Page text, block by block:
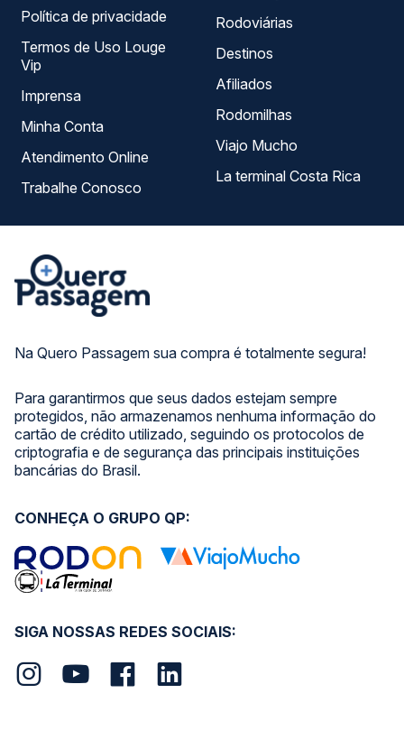
Na Quero Passagem sua compra é totalmente segura!
Para garantirmos que seus dados estejam sempre
protegidos, não armazenamos nenhuma informação do
cartão de crédito utilizado, seguindo os protocolos de
criptografia e de segurança das principais instituições
bancárias do Brasil.
Política de privacidade
Termos de Uso Louge
Vip
Imprensa
Minha Conta
Atendimento Online
Trabalhe Conosco
Rodoviárias
Destinos
Afiliados
Rodomilhas
Viajo Mucho
La terminal Costa Rica
SIGA NOSSAS REDES SOCIAIS:
CONHEÇA O GRUPO QP: